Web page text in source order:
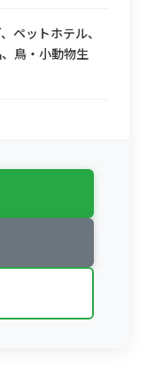
ペットホテル、
鳥・小動物生